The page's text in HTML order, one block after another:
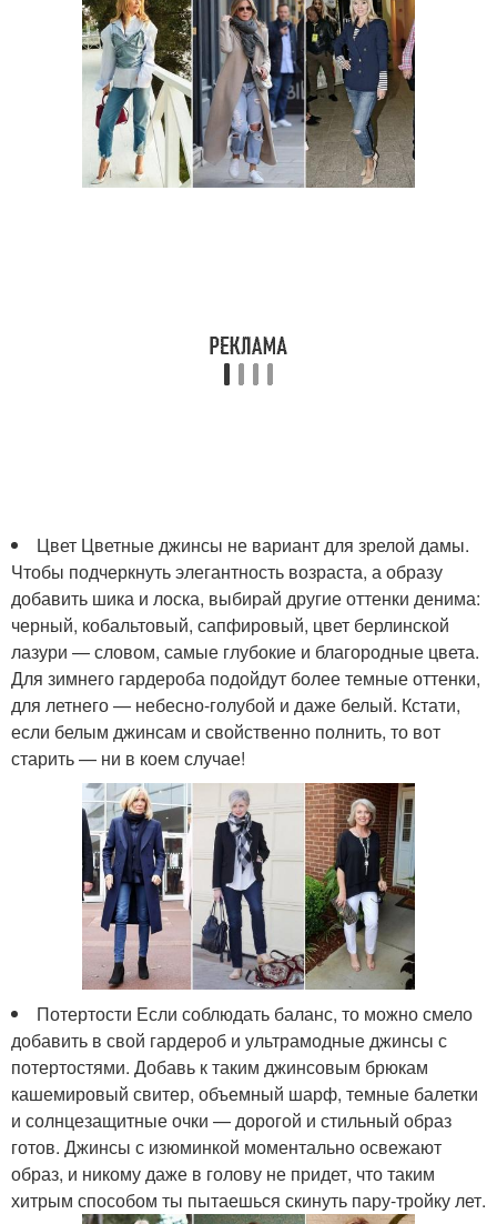
Цвет Цветные джинсы не вариант для зрелой дамы.
Чтобы подчеркнуть элегантность возраста, а образу
добавить шика и лоска, выбирай другие оттенки денима:
черный, кобальтовый, сапфировый, цвет берлинской
лазури — словом, самые глубокие и благородные цвета.
Для зимнего гардероба подойдут более темные оттенки,
для летнего — небесно-голубой и даже белый. Кстати,
если белым джинсам и свойственно полнить, то вот
старить — ни в коем случае!
Потертости Если соблюдать баланс, то можно смело
добавить в свой гардероб и ультрамодные джинсы с
потертостями. Добавь к таким джинсовым брюкам
кашемировый свитер, объемный шарф, темные балетки
и солнцезащитные очки — дорогой и стильный образ
готов. Джинсы с изюминкой моментально освежают
образ, и никому даже в голову не придет, что таким
хитрым способом ты пытаешься скинуть пару-тройку лет.